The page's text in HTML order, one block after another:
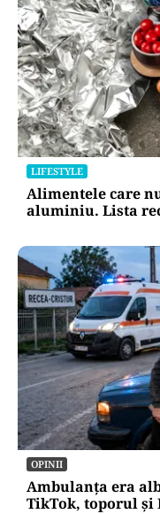
LIFESTYLE
Alimentele care
aluminiu. Lista
OPINII
Ambulanța era
TikTok, toporul și